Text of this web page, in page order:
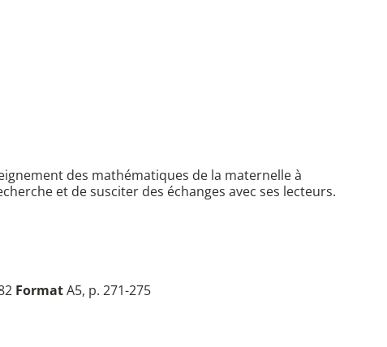
des mathématiques de la maternelle à
et de susciter des échanges avec ses lecteurs.
FormatA5, p. 271-275